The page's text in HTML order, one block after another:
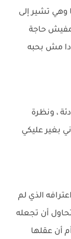
وهي تشير إلى
مفيش حاجة
مش بحبه
، ونظرة
بغير عليكي
الذي لم
أن تجعله
أن عقلها